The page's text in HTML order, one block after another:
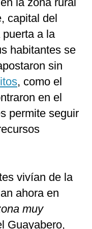
capital del
a la
habitantes se
sin
, como el
en el
permite seguir
vivían de la
ahora en
muy
Guayabero,